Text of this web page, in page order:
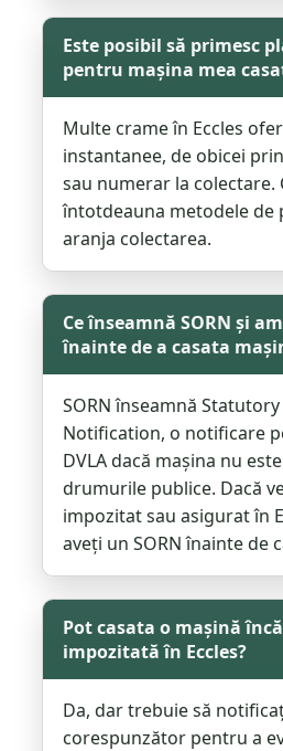
Este posibil să primesc
pentru mașina mea
Multe crame în Eccles
instantanee, de obicei
sau numerar la colectare.
întotdeauna metodele de
aranja colectarea.
Ce înseamnă SORN și
înainte de a casata
SORN înseamnă
Notification, o notificare
DVLA dacă mașina nu
drumurile publice. Dacă
impozitat sau asigurat în
aveți un SORN înainte de
Pot casata o mașină
impozitată în Eccles?
Da, dar trebuie să
corespunzător pentru a